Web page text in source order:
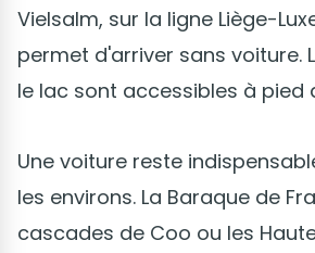
Vielsalm, sur la ligne Liège-
permet d'arriver sans voiture.
le lac sont accessibles à pied
Une voiture reste
les environs. La Baraque de
cascades de Coo ou les